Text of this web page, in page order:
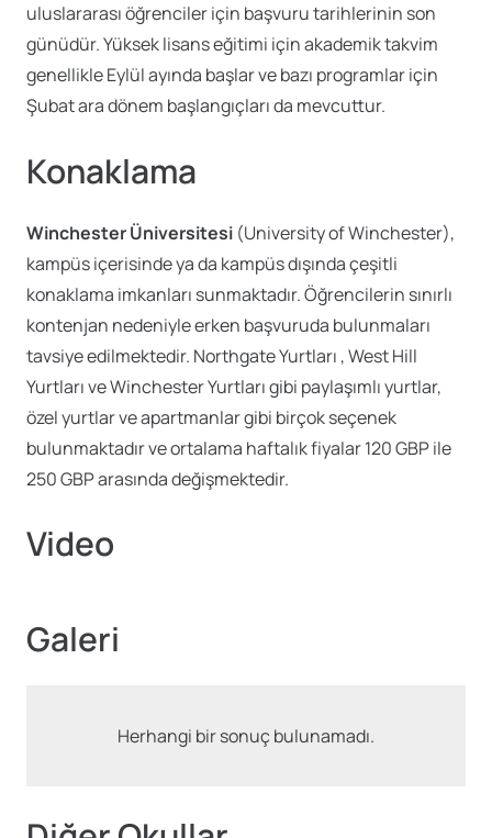
uluslararası öğrenciler için başvuru tarihlerinin son
günüdür. Yüksek lisans eğitimi için akademik takvim
genellikle Eylül ayında başlar ve bazı programlar için
Şubat ara dönem başlangıçları da mevcuttur.
Konaklama
Winchester Üniversitesi (University of Winchester),
kampüs içerisinde ya da kampüs dışında çeşitli
konaklama imkanları sunmaktadır. Öğrencilerin sınırlı
kontenjan nedeniyle erken başvuruda bulunmaları
tavsiye edilmektedir. Northgate Yurtları , West Hill
Yurtları ve Winchester Yurtları gibi paylaşımlı yurtlar,
özel yurtlar ve apartmanlar gibi birçok seçenek
bulunmaktadır ve ortalama haftalık fiyalar 120 GBP ile
250 GBP arasında değişmektedir.
Video
Galeri
Herhangi bir sonuç bulunamadı.